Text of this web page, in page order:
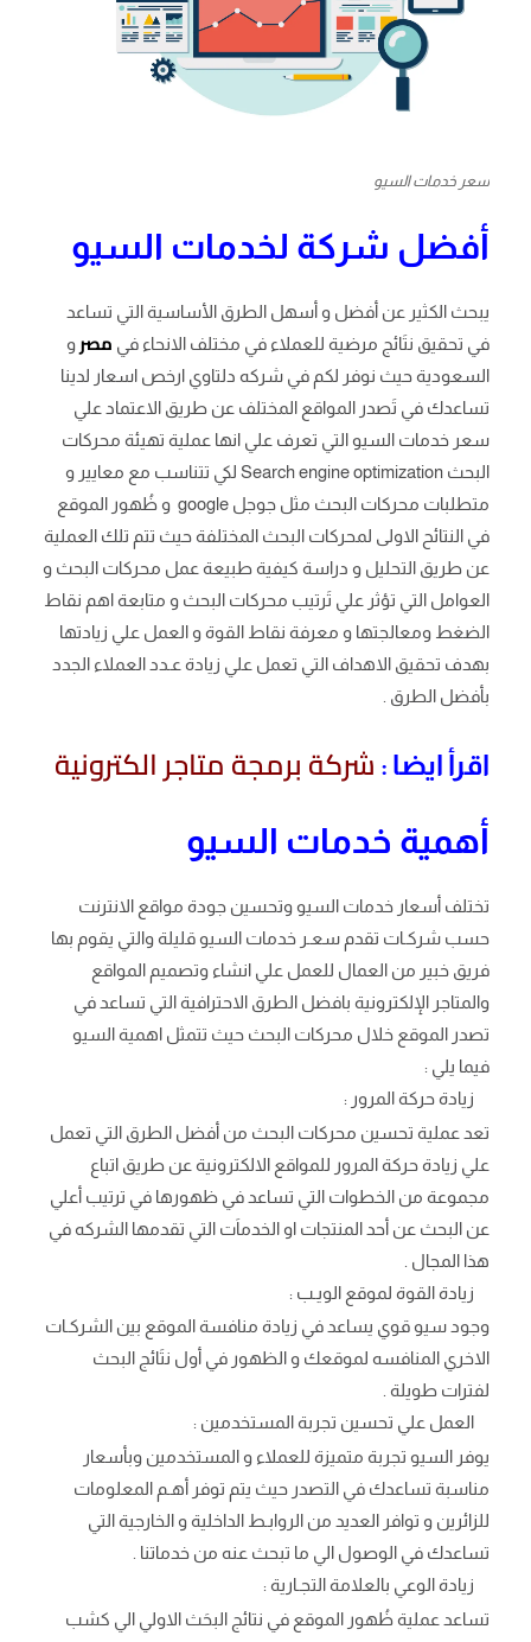
سعر خدمات السيو
أفضل شركة لخدمات السيو
يبحث الكثير عن أفضل و أسهل الطرق الأساسية التي تساعد
في تحقيق نتَائج مرضية للعملاء في مختلف الانحاء في مصرو
السعودية حيث نوفر لكم في شركه دلتاوي ارخص اسعار لدينا
تساعدك في تَصدر المواقع المختلف عن طريق الاعتماد علي
سعر خدمات السيو التي تعرف علي انها عملية تهيئة محركات
البحث Search engine optimization لكي تتناسب مع معايير و
متطلبات محركات البحث مثل جوجل google و ظُهور الموقع
في النتائح الاولى لمحركات البحث المختلفة حيث تتم تلك العملية
عن طريق التحليل و دراسة كيفية طبيعة عمل محركات البحث و
العوامل التي تؤثر علي تَرتيب محركات البحث و متابعة اهم نقاط
الضغط ومعالجتها و معرفة نقاط القوة و العمل علي زيادتها
بهدف تحقيق الاهداف التي تعمل علي زيادة عـدد العملاء الجدد
بأفضل الطرق .
اقرأ ايضا : شركة برمجة متاجر الكترونية
أهمية خدمات السيو
تختلف أسعار خدمات السيو وتحسين جودة مواقع الانترنت
حسب شركـات تقدم سعـر خدمات السيو قليلة والتي يقوم بها
فريق خبير من العمال للعمل علي انشاء وتصميم المواقع
والمتاجر الإلكترونية بافضل الطرق الاحترافية التي تساعد في
تصدر الموقع خلال محركات البحث حيث تتمثل اهمية السيو
فيما يلي :
زيادة حركة المرور :
تعد عملية تحسين محركات البحث من أفضل الطرق التي تعمل
علي زيادة حركة المرور للمواقع الالكترونية عن طريق اتباع
مجموعة من الخطوات التي تساعد في ظهورها في ترتيب أعلي
عن البحث عن أحد المنتجات او الخدماَت التي تقدمها الشركه في
هذا المجال .
زيادة القوة لموقع الويـب :
وجود سيو قوي يساعد في زيادة منافسة الموقع بين الشركـات
الاخري المنافسه لموقعك و الظهور في أول نتَائج البحث
لفترات طويلة .
العمل علي تحسين تجربة المستخدمين :
يوفر السيو تجربة متميزة للعملاء و المستخدمين وبأسعار
مناسبة تساعدك في التصدر حيث يتم توفر أهـم المعلومات
للزائرين و توافر العديد من الروابـط الداخلية و الخارجية التي
تساعدك في الوصول الي ما تبحث عنه من خدماتنا .
زيادة الوعي بالعلامة التجـارية :
تساعد عملية ظُهور الموقع في نتائج البحَث الاولي الي كشب